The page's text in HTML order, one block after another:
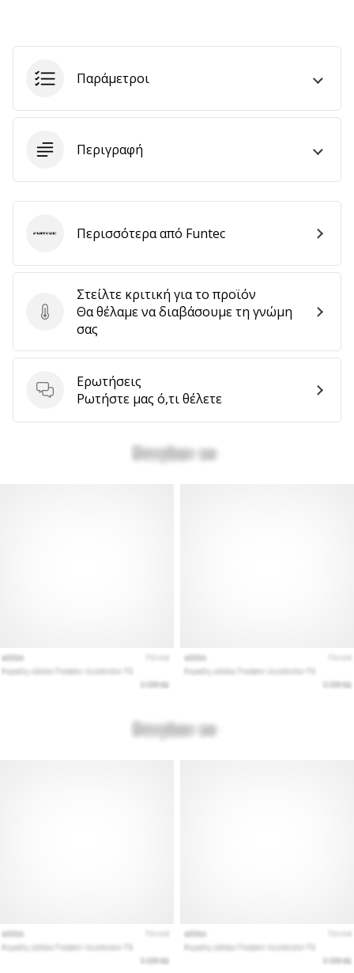
να
αποφέρουν
…
Εμφάνιση
όλων
άρθρων
Παράμετροι
Περιγραφή
Στείλτε κριτική για το προϊόν
Στείλτε κριτική για το προϊόν
Θα θέλαμε να διαβάσουμε τη γνώμη
σας
Ερωτήσεις
Ερωτήσεις
Ρωτήστε μας ό,τι θέλετε
FuntecΠερισσότερα από Funtec